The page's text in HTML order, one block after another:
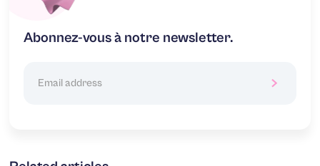
Abonnez-vous à notre newsletter.